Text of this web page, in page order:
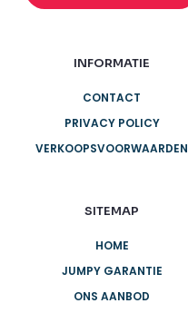
INFORMATIE
CONTACT
PRIVACY POLICY
VERKOOPSVOORWAARDEN
SITEMAP
HOME
JUMPY GARANTIE
ONS AANBOD